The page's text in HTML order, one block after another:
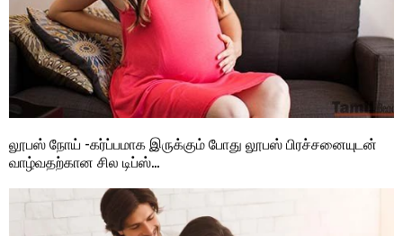
லூபஸ் நோய் -கர்ப்பமாக இருக்கும் போது லூபஸ் பிரச்சனையுடன்
வாழ்வதற்கான சில டிப்ஸ்…